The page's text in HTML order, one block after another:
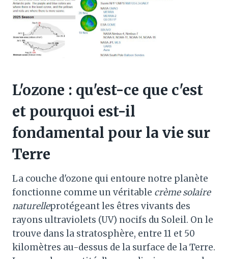
L'ozone : qu'est-ce que c'est
et pourquoi est-il
fondamental pour la vie sur
Terre
La couche d'ozone qui entoure notre planète
fonctionne comme un véritable crème solaire
naturelleprotégeant les êtres vivants des
rayons ultraviolets (UV) nocifs du Soleil. On le
trouve dans la stratosphère, entre 11 et 50
kilomètres au-dessus de la surface de la Terre.